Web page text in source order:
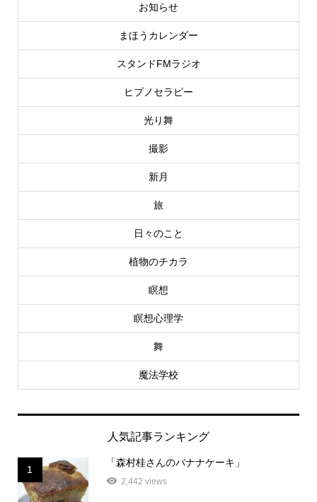
お知らせ
まほうカレンダー
スタンドFMラジオ
ヒプノセラピー
光り舞
撮影
新月
旅
日々のこと
植物のチカラ
瞑想
瞑想心理学
舞
魔法学校
人気記事ランキング
1
「森村桂さんのバナナケーキ」
2,442 views